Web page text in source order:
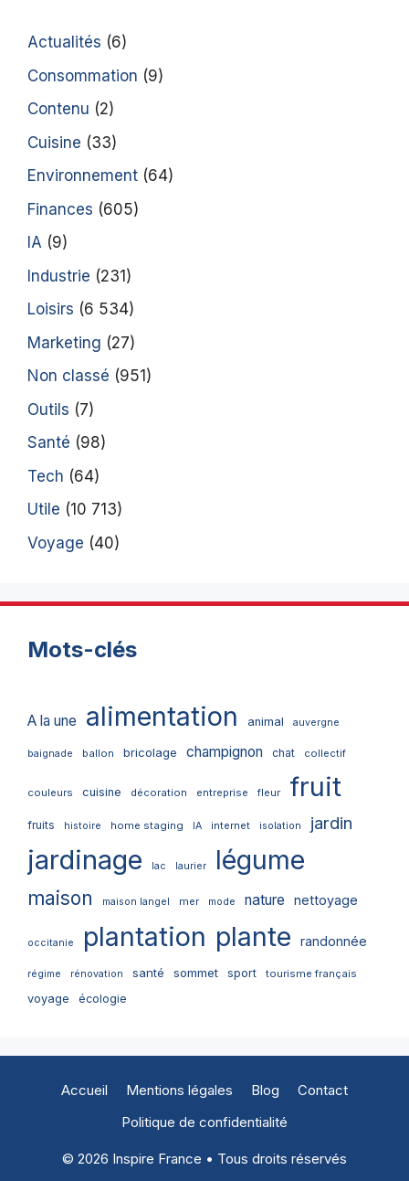
Actualités (6)
Consommation (9)
Contenu (2)
Cuisine (33)
Environnement (64)
Finances (605)
IA (9)
Industrie (231)
Loisirs (6 534)
Marketing (27)
Non classé (951)
Outils (7)
Santé (98)
Tech (64)
Utile (10 713)
Voyage (40)
Mots-clés
A la une alimentation animal auvergne
baignade ballon bricolage champignon chat collectif
couleurs cuisine décoration entreprise fleur fruit
fruits histoire home staging IA internet isolation jardin
jardinage lac laurier légume
maison maison langel mer mode nature nettoyage
occitanie plantation plante randonnée
régime rénovation santé sommet sport tourisme français
voyage écologie
Accueil Mentions légales Blog
Contact
Politique de confidentialité
© 2026 Inspire France • Tous droits réservés